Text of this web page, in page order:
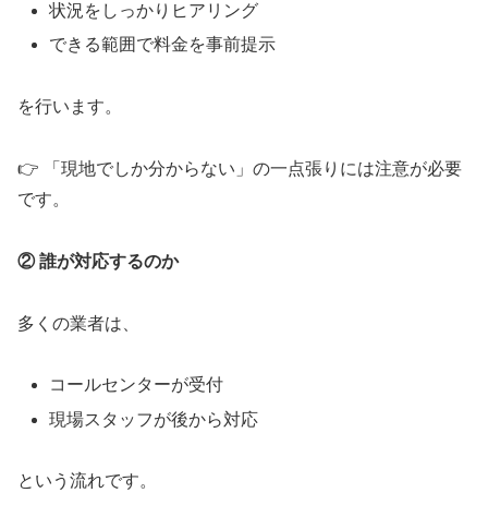
状況をしっかりヒアリング
できる範囲で料金を事前提示
を行います。
👉 「現地でしか分からない」の一点張りには注意が必要
です。
② 誰が対応するのか
多くの業者は、
コールセンターが受付
現場スタッフが後から対応
という流れです。